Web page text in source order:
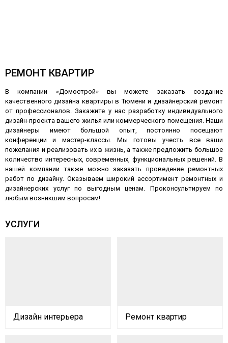
РЕМОНТ КВАРТИР
В компании «Домострой» вы можете заказать создание
качественного дизайна квартиры в Тюмени и дизайнерский ремонт
от профессионалов. Закажите у нас разработку индивидуального
дизайн-проекта вашего жилья или коммерческого помещения. Наши
дизайнеры имеют большой опыт, постоянно посещают
конференции и мастер-классы. Мы готовы учесть все ваши
пожелания и реализовать их в жизнь, а также предложить большое
количество интересных, современных, функциональных решений. В
нашей компании также можно заказать проведение ремонтных
работ по дизайну. Оказываем широкий ассортимент ремонтных и
дизайнерских услуг по выгодным ценам. Проконсультируем по
любым возникшим вопросам!
УСЛУГИ
Дизайн интерьера Ремонт квартир